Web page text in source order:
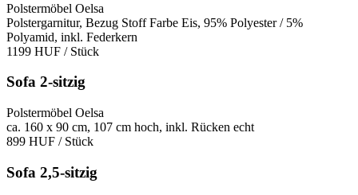
Polstermöbel Oelsa
Polstergarnitur, Bezug Stoff Farbe Eis, 95% Polyester / 5%
Polyamid, inkl. Federkern
1199 HUF / Stück
Sofa 2-sitzig
Polstermöbel Oelsa
ca. 160 x 90 cm, 107 cm hoch, inkl. Rücken echt
899 HUF / Stück
Sofa 2,5-sitzig